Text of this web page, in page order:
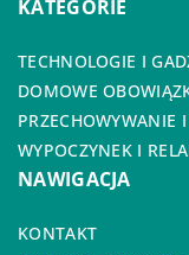
KATEGORIE
TECHNOLOGIE I
DOMOWE
PRZECHOWYWANIE
WYPOCZYNEK I
NAWIGACJA
KONTAKT